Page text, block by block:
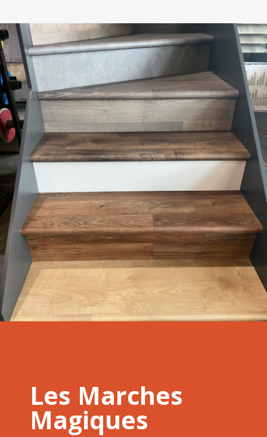
Les Marches
Magiques